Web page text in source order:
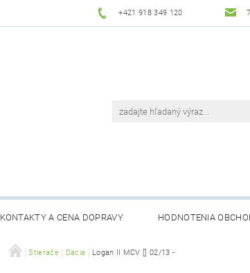
+421 918 349 120
KONTAKTY A CENA DOPRAVY HODNOTENIA
Stierače Dacia Logan II MCV [] 02/13 -